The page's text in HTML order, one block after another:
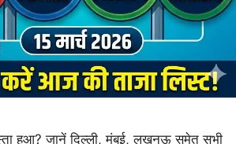
हुआ? जानें दिल्ली, मुंबई, लखनऊ समेत सभी